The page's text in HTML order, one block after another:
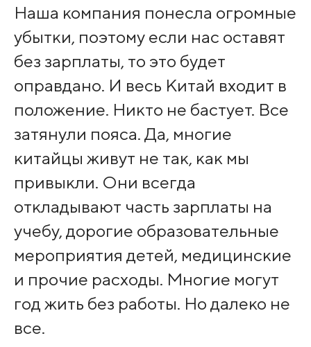
Наша компания понесла огромные
убытки, поэтому если нас оставят
без зарплаты, то это будет
оправдано. И весь Китай входит в
положение. Никто не бастует. Все
затянули пояса. Да, многие
китайцы живут не так, как мы
привыкли. Они всегда
откладывают часть зарплаты на
учебу, дорогие образовательные
мероприятия детей, медицинские
и прочие расходы. Многие могут
год жить без работы. Но далеко не
все.